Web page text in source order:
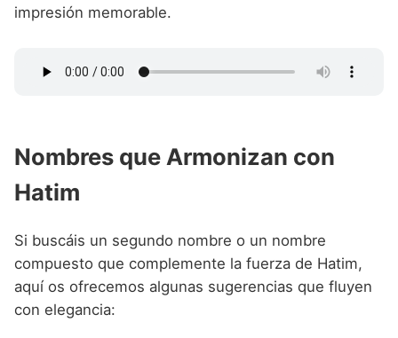
impresión memorable.
Nombres que Armonizan con
Hatim
Si buscáis un segundo nombre o un nombre
compuesto que complemente la fuerza de Hatim,
aquí os ofrecemos algunas sugerencias que fluyen
con elegancia: